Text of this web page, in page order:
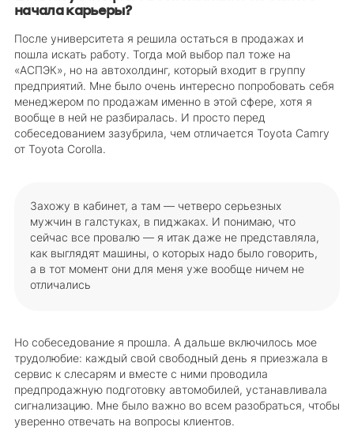
начала карьеры?
После университета я решила остаться в продажах и
пошла искать работу. Тогда мой выбор пал тоже на
«АСПЭК», но на автохолдинг, который входит в группу
предприятий. Мне было очень интересно попробовать себя
менеджером по продажам именно в этой сфере, хотя я
вообще в ней не разбиралась. И просто перед
собеседованием зазубрила, чем отличается Toyota Camry
от Toyota Corolla.
Захожу в кабинет, а там — четверо серьезных
мужчин в галстуках, в пиджаках. И понимаю, что
сейчас все провалю — я итак даже не представляла,
как выглядят машины, о которых надо было говорить,
а в тот момент они для меня уже вообще ничем не
отличались
Но собеседование я прошла. А дальше включилось мое
трудолюбие: каждый свой свободный день я приезжала в
сервис к слесарям и вместе с ними проводила
предпродажную подготовку автомобилей, устанавливала
сигнализацию. Мне было важно во всем разобраться, чтобы
уверенно отвечать на вопросы клиентов.